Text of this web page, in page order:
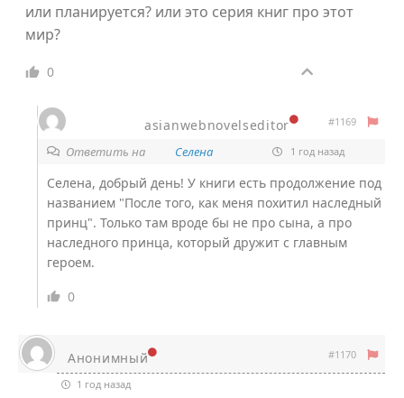
или планируется? или это серия книг про этот
мир?
0
asianwebnovelseditor #1169
Ответить на Селена 1 год назад
Селена, добрый день! У книги есть продолжение под
названием "После того, как меня похитил наследный
принц". Только там вроде бы не про сына, а про
наследного принца, который дружит с главным
героем.
0
Анонимный #1170
1 год назад